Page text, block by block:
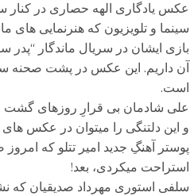
عکس یادگاری الهه حصاری در کنار
سینما و تلویزیون که هنرنمایی های
بازی ایشان در سریال ماندگار “پدر
آن داریم. این عکس در پشت صحنه
است.
علی شادمان بی قرارِ روزهای گشت
و این دلتنگی را میتوان در عکس
پوستر آهنگِ جدید امیر تتلو که
استراحت میکردی، بعد!
سلفی استوری مهرداد صدیقیان